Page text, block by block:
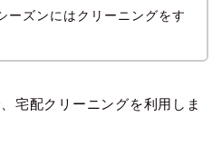
ーズンにはクリーニングをす
宅配クリーニングを利用しま